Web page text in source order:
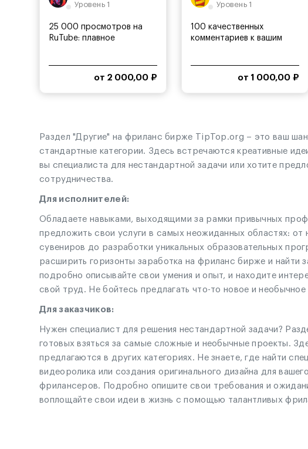
Уровень 1
25 000 просмотров на
RuTube: плавное
от 2 000,00 ₽
Уровень 1
100 качественных
комментариев к вашим
от 1 000,00 ₽
Раздел "Другие" на фриланс бирже TipTop.org – это ваш
стандартные категории. Здесь встречаются креативные
вы специалиста для нестандартной задачи или хотите
сотрудничества.
Для исполнителей:
Обладаете навыками, выходящими за рамки привычных
предложить свои услуги в самых неожиданных областях:
сувениров до разработки уникальных образовательных
расширить горизонты заработка на фриланс бирже и найти
подробно описывайте свои умения и опыт, и находите
свой труд. Не бойтесь предлагать что-то новое и
Для заказчиков:
Нужен специалист для решения нестандартной задачи?
готовых взяться за самые сложные и необычные проекты.
предлагаются в других категориях. Не знаете, где найти
видеоролика или создания оригинального дизайна для
фрилансеров. Подробно опишите свои требования и
воплощайте свои идеи в жизнь с помощью талантливых